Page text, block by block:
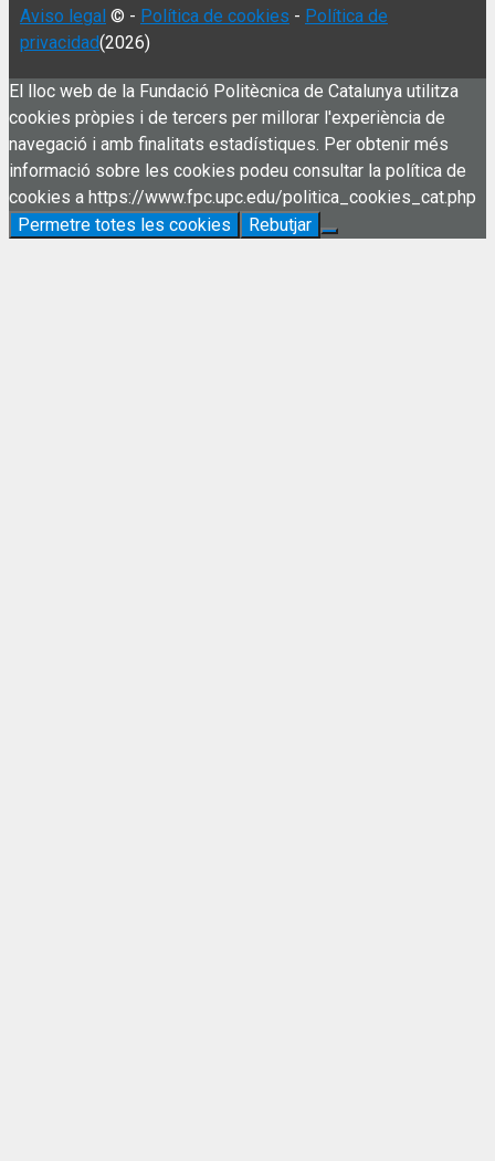
Aviso legal © - Política de cookies - Política de
privacidad(2026)
El lloc web de la Fundació Politècnica de Catalunya utilitza
cookies pròpies i de tercers per millorar l'experiència de
navegació i amb finalitats estadístiques. Per obtenir més
informació sobre les cookies podeu consultar la política de
cookies a https://www.fpc.upc.edu/politica_cookies_cat.php
Permetre totes les cookies
Rebutjar